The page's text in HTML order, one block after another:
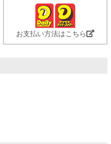
お支払い方法はこちら